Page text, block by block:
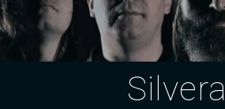
Silvera